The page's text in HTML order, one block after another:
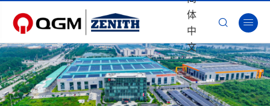
体
中
文
 